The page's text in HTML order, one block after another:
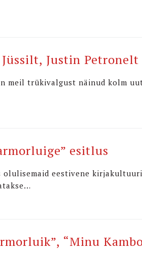
Justin
meil trükivalgust näinud kolm
esitlus
olulisemaid eestivene
“Minu